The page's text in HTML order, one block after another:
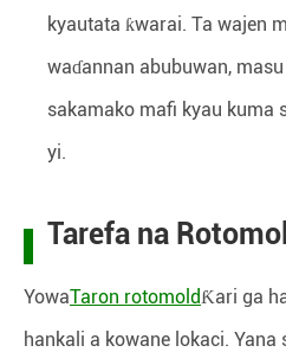
kyautata ƙwarai. Ta wajen
waɗannan abubuwan,
sakamako mafi kyau kuma
yi.
Tarefa na
YowaTaron rotomoldƘari ga
hankali a kowane lokaci. Yana